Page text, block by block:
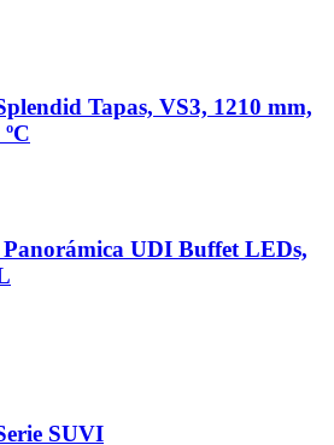
Tapas, VS3, 1210 mm,
UDI Buffet LEDs,
SUVI